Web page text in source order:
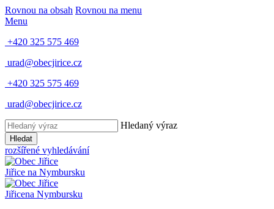
Rovnou na obsah Rovnou na menu
Menu
+420 325 575 469
urad@obecjirice.cz
+420 325 575 469
urad@obecjirice.cz
Hledaný výraz
Hledat
rozšířené vyhledávání
Jiřice na Nymbursku
Jiřicena Nymbursku